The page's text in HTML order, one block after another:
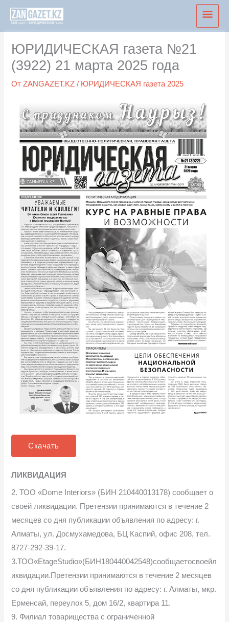
Перейти
содержимому
ЮРИДИЧЕСКАЯ газета №21
(3922) 21 марта 2025 года
ОтZANGAZET.KZ/ ЮРИДИЧЕСКАЯ газета 2025
Скачать
ЛИКВИДАЦИЯ
2. ТОО «Dome Interiors» (БИН 210440013178) сообщает о
своей ликвидации. Претензии принимаются в течение 2
месяцев со дня публикации объявления по адресу: г.
Алматы, ул. Досмухамедова, БЦ Каспий, офис 208, тел.
8727-292-39-17.
3.ТОО«EtageStudio»(БИН180440042548)сообщаетосвоейл
иквидации.Претензии принимаются в течение 2 месяцев
со дня публикации объявления по адресу: г. Алматы, мкр.
Ерменсай, переулок 5, дом 16/2, квартира 11.
9. Филиал товарищества с ограниченной